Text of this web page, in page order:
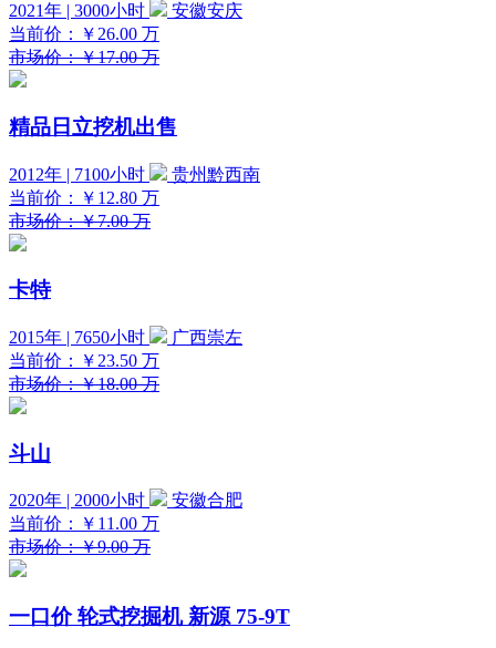
2021年 | 3000小时
安徽安庆
当前价：
￥26.00 万
市场价：￥17.00 万
精品日立挖机出售
2012年 | 7100小时
贵州黔西南
当前价：
￥12.80 万
市场价：￥7.00 万
卡特
2015年 | 7650小时
广西崇左
当前价：
￥23.50 万
市场价：￥18.00 万
斗山
2020年 | 2000小时
安徽合肥
当前价：
￥11.00 万
市场价：￥9.00 万
一口价 轮式挖掘机 新源 75-9T